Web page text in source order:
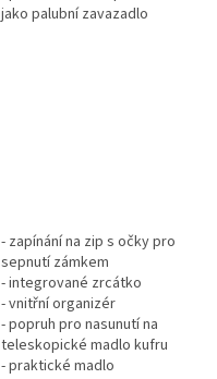
jako palubní zavazadlo
- zapínání na zip s očky pro
sepnutí zámkem
- integrované zrcátko
- vnitřní organizér
- popruh pro nasunutí na
teleskopické madlo kufru
- praktické madlo